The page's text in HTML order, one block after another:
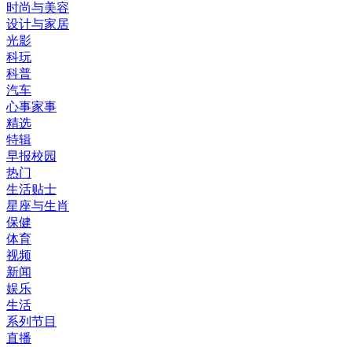
时尚与美容
设计与家居
光影
科玩
科普
汽车
心事家事
精选
特辑
早报校园
热门
生活贴士
星座与生肖
保健
体育
视频
新闻
娱乐
生活
系列节目
直播